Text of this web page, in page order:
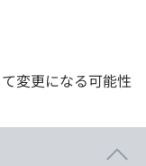
変更になる可能性